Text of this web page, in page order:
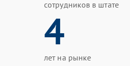
сотрудников в штате
4
лет на рынке